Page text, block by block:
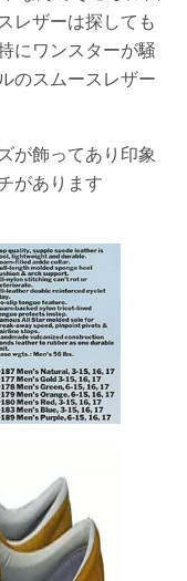
レザーは探しても
にワンスターが騒
のスムースレザー
が飾ってあり印象
があります